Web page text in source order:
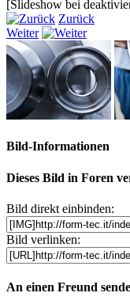
[Slideshow bei
Zurück
Weiter
Bild-Informationen
Dieses Bild in Foren
Bild direkt einbinden:
Bild verlinken:
An einen Freund